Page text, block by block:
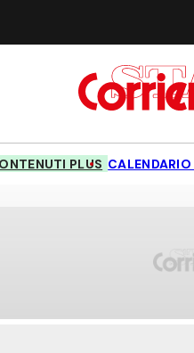
PLUS CALENDARIO